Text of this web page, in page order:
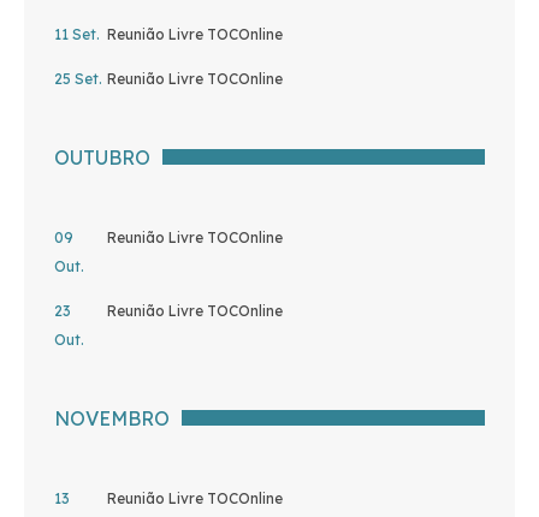
11 Set. Reunião Livre TOCOnline
25 Set. Reunião Livre TOCOnline
OUTUBRO
09
Out.
Reunião Livre TOCOnline
23
Out.
Reunião Livre TOCOnline
NOVEMBRO
13
Reunião Livre TOCOnline